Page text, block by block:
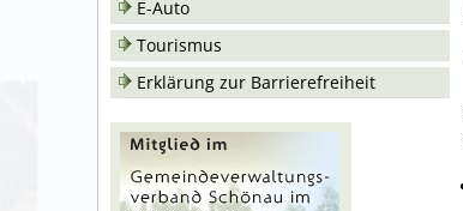
E-Auto
Tourismus
Erklärung zur Barrierefreiheit